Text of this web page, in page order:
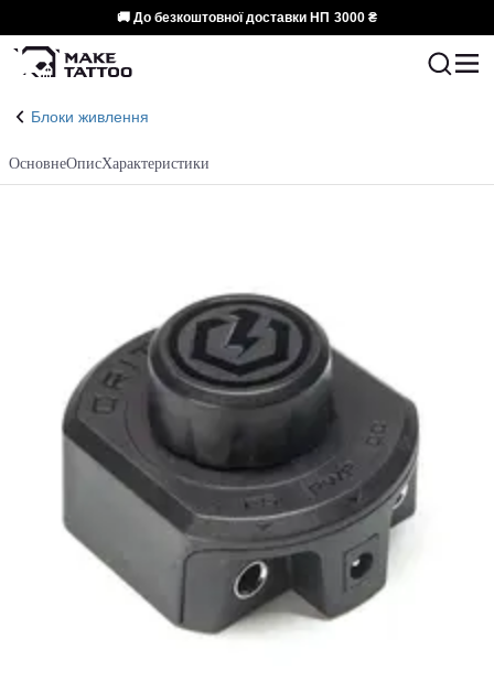
🚚 До безкоштовної доставки НП 3000 ₴
Блоки живлення
ОсновнеОписХарактеристики